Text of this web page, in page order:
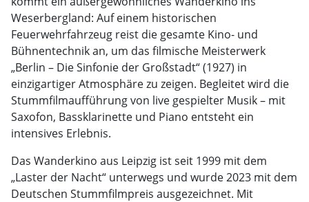
Weserbergland: Auf einem historischen
Feuerwehrfahrzeug reist die gesamte Kino- und
Bühnentechnik an, um das filmische Meisterwerk
„Berlin – Die Sinfonie der Großstadt“ (1927) in
einzigartiger Atmosphäre zu zeigen. Begleitet wird die
Stummfilmaufführung von live gespielter Musik – mit
Saxofon, Bassklarinette und Piano entsteht ein
intensives Erlebnis.
Das Wanderkino aus Leipzig ist seit 1999 mit dem
„Laster der Nacht“ unterwegs und wurde 2023 mit dem
Deutschen Stummfilmpreis ausgezeichnet. Mit